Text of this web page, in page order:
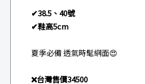
✔38.5、40號
✔鞋高5cm
夏季必備 透氣時髦網面😍
❌台灣售價34500